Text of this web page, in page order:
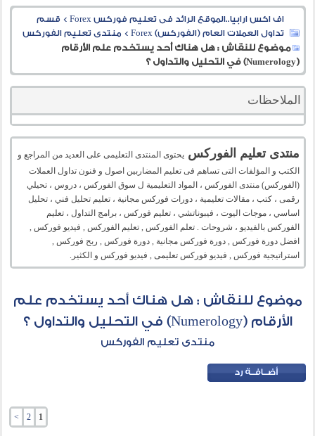
اف اكس ارابيا..الموقع الرائد فى تعليم فوركس Forex > قسم
تداول العملات العام (الفوركس) Forex
> منتدى تعليم الفوركس
موضوع للنقاش : هل هناك أحد يستخدم علم الأرقام
(Numerology) في التحليل والتداول ؟
الملاحظات
منتدى تعليم الفوركس يحتوى المنتدى التعليمى على العديد من المراجع و
الكتب و المؤلفات التى تساهم فى تعليم المضاربين اصول و فنون تداول العملات
(الفوركس) منتدى الفوركس ، المواد التعليمية ل سوق الفوركس ، دروس ، تحيلي
رقمى ، كتب ، مقالات تعليمية ، دورات فوركس مجانية ، تعليم تحليل فني ، تحليل
اساسي ، موجات اليوت ، فيبوناتشي ، تعليم فوركس ، برامج التداول ، تعليم
الفوركس بالفيديو ، شروحات . تعلم الفوركس , تعليم الفوركس , فيديو فوركس ,
افضل دورة فوركس , دورة فوركس مجانية , دورة فوركس , ربح فوركس ,
استراتيجية فوركس , فيديو فوركس تعليمى , فيديو فوركس و الكثير.
موضوع للنقاش : هل هناك أحد يستخدم علم
الأرقام (Numerology) في التحليل والتداول ؟
منتدى تعليم الفوركس
1
2
>